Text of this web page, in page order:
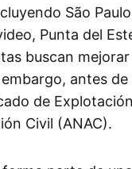
São
Punta del
buscan
antes
de
Civil (ANAC).